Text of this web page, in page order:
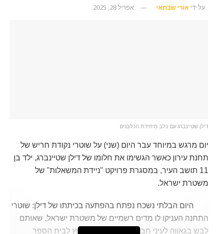
על ידי אורי שבתאי אפריל 28, 2025
דילן שטיינברג עם כלב מיחידת הכלבנים
יום מרגש במיוחד עבר היום (שני) על שוטרי נקודת חריש של
תחנת עירון כאשר הגשימו את חלומו של דילן שטיינברג, ילד בן
11 תושב העיר, במסגרת פרויקט "ניידת המשאלות" של
משטרת ישראל.
היום הבלתי נשכח נפתח בהפתעה בכיתתו של דילן: שוטרי
התחנה העניקו לו מדים רשמיים של משטרת ישראל, שאותם
לבש בגאווה לעיני חבריו. הם ליוו אותו מחוץ לבית הספר